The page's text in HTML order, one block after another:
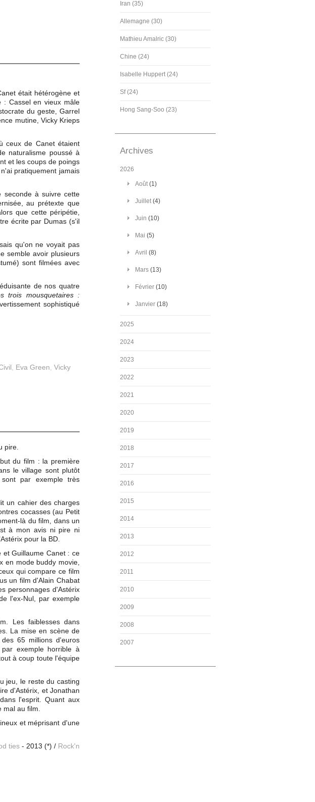
était hétérogène et
: Cassel en vieux mâle
du geste, Garrel
mutine, Vicky Krieps
ceux de Canet étaient
naturalisme poussé à
et les coups de poings
pratiquement jamais
à suivre cette
au prétexte que
que cette péripétie,
écrite par Dumas (s'il
qu'on ne voyait pas
semble avoir plusieurs
sont filmées avec
de nos quatre
trois mousquetaires :
sophistiqué
Eva Green Vicky
pire.
du film : la première
le village sont plutôt
par exemple très
un cahier des charges
cocasses (au Petit
là du film, dans un
à mon avis ni pire ni
pour la BD.
et Guillaume Canet : ce
en mode buddy movie,
qui compare ce film
un film d'Alain Chabat
personnages d'Astérix
l'ex-Nul, par exemple
Les faiblesses dans
La mise en scène de
65 millions d'euros
exemple horrible à
à coup toute l'équipe
jeu, le reste du casting
d'Astérix, et Jonathan
l'esprit. Quant aux
au film.
et méprisant d'une
ties- 2013 (*) / Rock'n
Iran (35)
Allemagne (30)
Mathieu Amalric (30)
Chine (24)
Isabelle Huppert (24)
Sf (24)
Hong Sang-Soo (23)
Archives
2026
Août(1)
Juillet(4)
Juin (10)
Mai (5)
Avril (8)
Mars (13)
Février (10)
Janvier (18)
2025
2024
2023
2022
2021
2020
2019
2018
2017
2016
2015
2014
2013
2012
2011
2010
2009
2008
2007